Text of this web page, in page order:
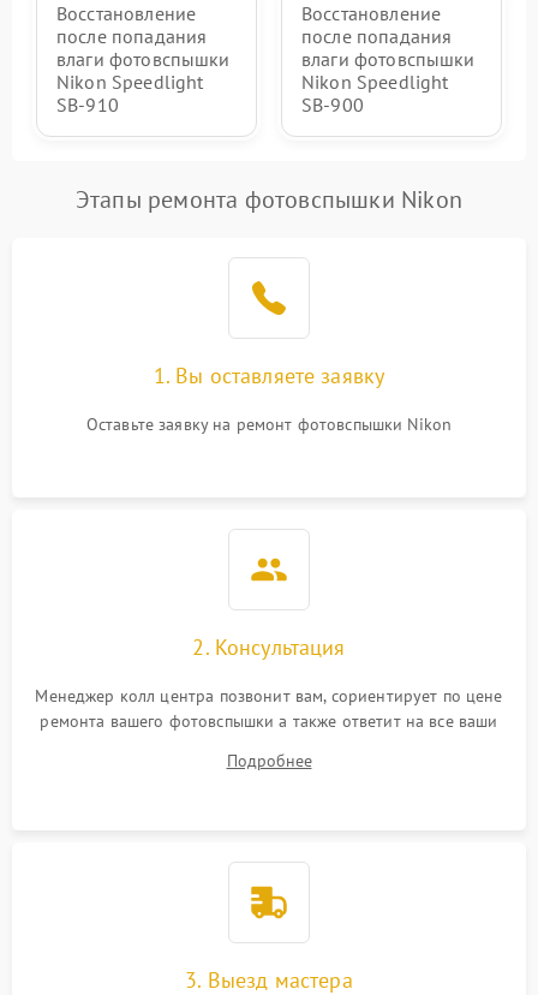
Восстановление
после попадания
влаги фотовспышки
Nikon Speedlight
SB-910
Восстановление
после попадания
влаги фотовспышки
Nikon Speedlight
SB-900
Этапы ремонта фотовспышки Nikon
1. Вы оставляете заявку
Оставьте заявку на ремонт фотовспышки Nikon
2. Консультация
Менеджер колл центра позвонит вам, сориентирует по цене
ремонта вашего фотовспышки а также ответит на все ваши
Подробнее
3. Выезд мастера